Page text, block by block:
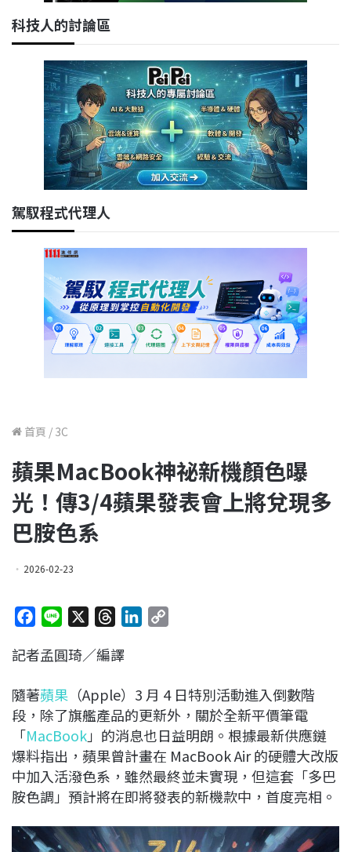
科技人的討論區
駕馭程式代理人